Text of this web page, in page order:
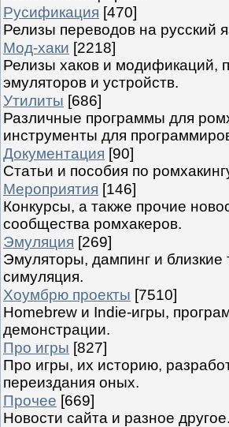
Русификация [470]
Релизы переводов на русский
Мод-хаки [2218]
Релизы хаков и модификаций,
эмуляторов и устройств.
Утилиты [686]
Различные программы для
инструменты для
Документация [90]
Статьи и пособия по
Мероприятия [146]
Конкурсы, а также прочие
сообщества ромхакеров.
Эмуляция [269]
Эмуляторы, дампинг и близкие
симуляция.
Хоумбрю проекты [7510]
Homebrew и Indie-игры,
демонстрации.
Про игры [827]
Про игры, их историю,
переиздания оных.
Прочее [669]
Новости сайта и разное другое.